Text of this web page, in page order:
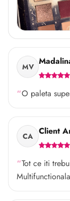
MV
O paleta
CA Client
Tot ce iti